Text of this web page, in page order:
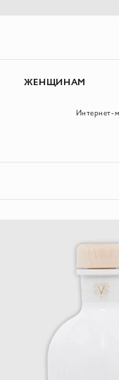
ЖЕНЩИНАМ
Интернет-